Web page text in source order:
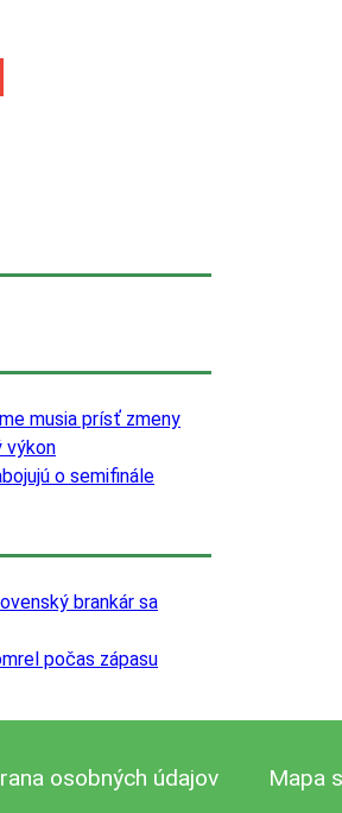
musia prísť zmeny
výkon
o semifinále
brankár sa
počas zápasu
osobných údajov Mapa